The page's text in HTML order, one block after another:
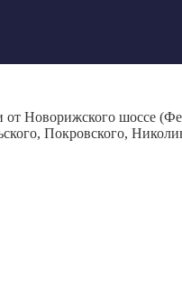
Новорижского шоссе
Покровского,